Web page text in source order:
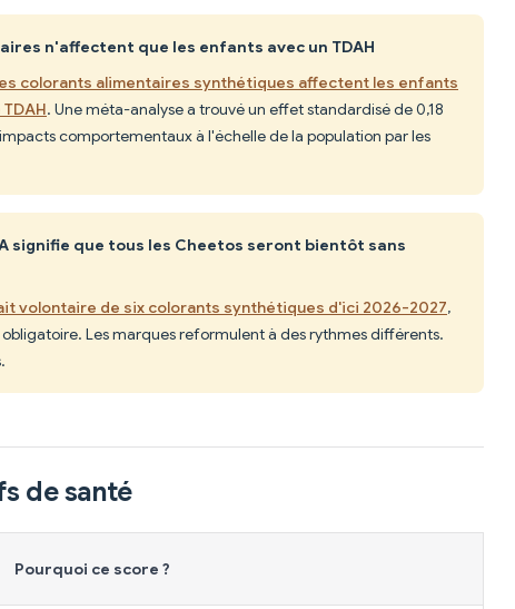
n'affectent que les enfants avec un TDAH
colorants alimentaires synthétiques affectent les enfants
. Une méta-analyse a trouvé un effet standardisé de 0,18
comportementaux à l'échelle de la population par les
signifie que tous les Cheetos seront bientôt sans
volontaire de six colorants synthétiques d'ici 2026-2027,
Les marques reformulent à des rythmes différents.
de santé
Pourquoi ce score ?